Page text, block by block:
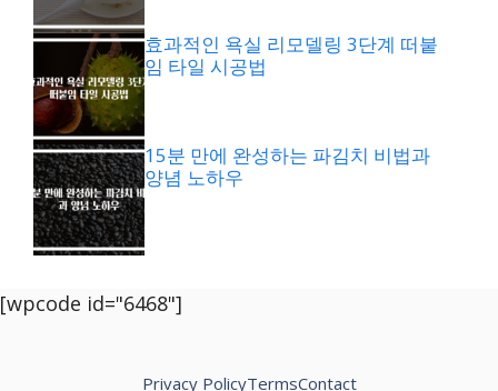
효과적인 욕실 리모델링 3단계 떠붙
임 타일 시공법
15분 만에 완성하는 파김치 비법과
양념 노하우
[wpcode id="6468"]
Privacy PolicyTermsContact